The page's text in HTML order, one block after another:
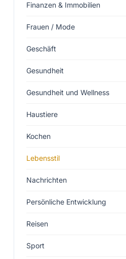
Finanzen & Immobilien
Frauen / Mode
Geschäft
Gesundheit
Gesundheit und Wellness
Haustiere
Kochen
Lebensstil
Nachrichten
Persönliche Entwicklung
Reisen
Sport